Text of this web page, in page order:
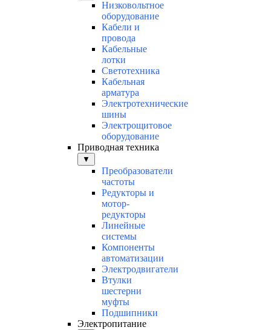
Низковольтное
оборудование
Кабели и
провода
Кабельные
лотки
Светотехника
Кабельная
арматура
Электротехнические
шины
Электрощитовое
оборудование
Приводная техника
▼
Преобразователи
частоты
Редукторы и
мотор-
редукторы
Линейные
системы
Компоненты
автоматизации
Электродвигатели
Втулки
шестерни
муфты
Подшипники
Электропитание